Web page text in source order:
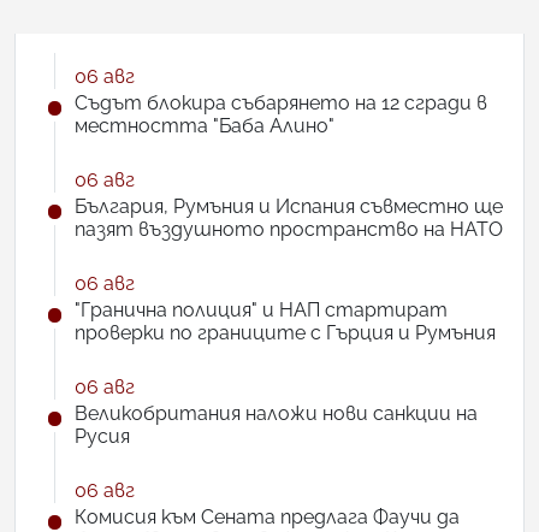
06 авг
Съдът блокира събарянето на 12 сгради в
местността "Баба Алино"
06 авг
България, Румъния и Испания съвместно ще
пазят въздушното пространство на НАТО
06 авг
"Гранична полиция" и НАП стартират
проверки по границите с Гърция и Румъния
06 авг
Великобритания наложи нови санкции на
Русия
06 авг
Комисия към Сената предлага Фаучи да